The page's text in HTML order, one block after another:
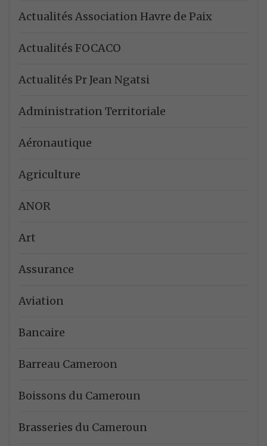
Actualités Association Havre de Paix
Actualités FOCACO
Actualités Pr Jean Ngatsi
Administration Territoriale
Aéronautique
Agriculture
ANOR
Art
Assurance
Aviation
Bancaire
Barreau Cameroon
Boissons du Cameroun
Brasseries du Cameroun